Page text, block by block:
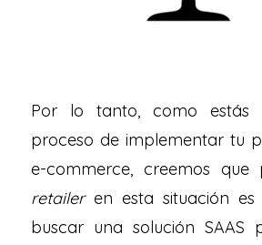
Por lo tanto, como estás
proceso de implementar tu
e-commerce, creemos que
retaileren esta situación es
buscar una solución SAAS